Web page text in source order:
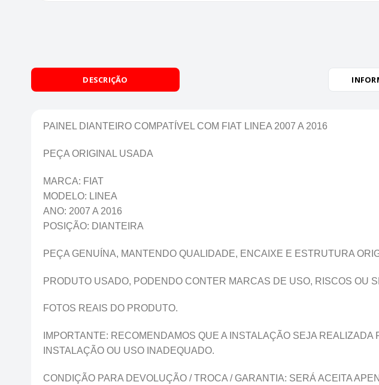
DESCRIÇÃO
PAINEL DIANTEIRO COMPATÍVEL COM FIAT LINEA 2007 A 2016
PEÇA ORIGINAL USADA
MARCA: FIAT
MODELO: LINEA
ANO: 2007 A 2016
POSIÇÃO: DIANTEIRA
PEÇA GENUÍNA, MANTENDO QUALIDADE, ENCAIXE E ESTRUTURA
PRODUTO USADO, PODENDO CONTER MARCAS DE USO, RISCOS OU
FOTOS REAIS DO PRODUTO.
IMPORTANTE: RECOMENDAMOS QUE A INSTALAÇÃO SEJA
INSTALAÇÃO OU USO INADEQUADO.
CONDIÇÃO PARA DEVOLUÇÃO / TROCA / GARANTIA: SERÁ ACEITA